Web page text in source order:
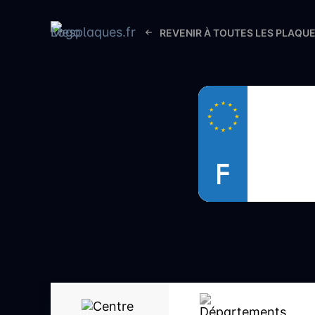
REVENIR À TOUTES LES
F